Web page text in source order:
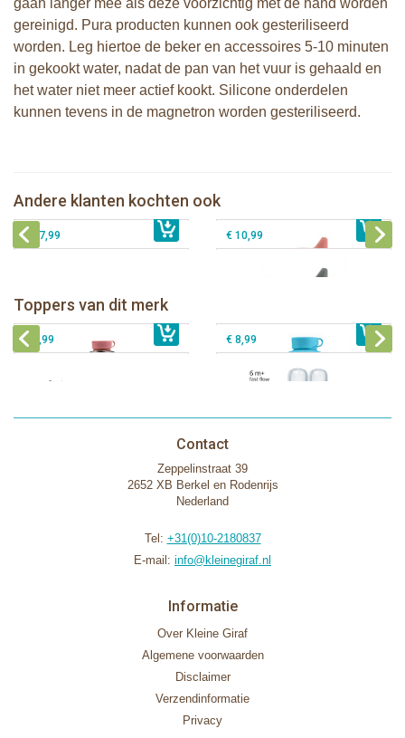
gaan langer mee als deze voorzichtig met de hand worden
gereinigd. Pura producten kunnen ook gesteriliseerd
worden. Leg hiertoe de beker en accessoires 5-10 minuten
in gekookt water, nadat de pan van het vuur is gehaald en
het water niet meer actief kookt. Silicone onderdelen
kunnen tevens in de magnetron worden gesteriliseerd.
Andere klanten kochten ook
€ 19,99
Pura my-my™ silicone drinkbeker 3-
pack - Mint, Grijs en Moss
€ 17,99 € 10,99
Toppers van dit merk
€ 40,99
Pura Sportfles 550 ml + Aqua sleeve
Pura silicone tuit 2 stuks
€ 9,99 € 8,99
Contact
Zeppelinstraat 39
2652 XB Berkel en Rodenrijs
Nederland
Tel: +31(0)10-2180837
E-mail: info@kleinegiraf.nl
Informatie
Over Kleine Giraf
Algemene voorwaarden
Disclaimer
Verzendinformatie
Privacy